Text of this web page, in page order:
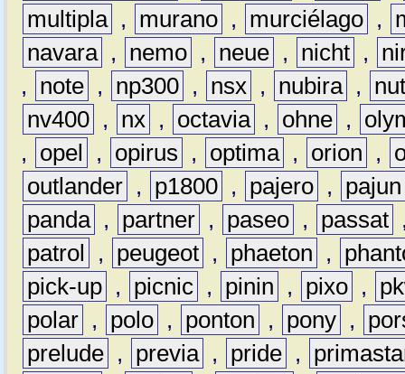
multipla , murano , murciélago ,
navara , nemo , neue , nicht ,
,
note , np300 , nsx , nubira ,
nv400 , nx , octavia , ohne ,
,
opel , opirus , optima , orion ,
outlander , p1800 , pajero ,
pajun
panda , partner , paseo , passat
patrol
, peugeot , phaeton ,
pick-up , picnic , pinin , pixo ,
polar , polo , ponton , pony ,
prelude , previa , pride ,